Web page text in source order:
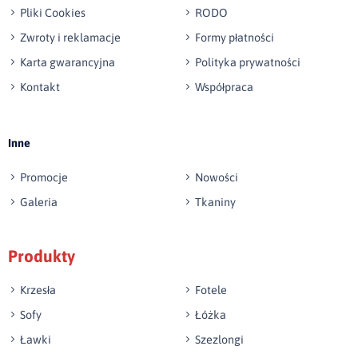
Wyślij opinię
Pliki Cookies
RODO
Zwroty i reklamacje
Formy płatności
Karta gwarancyjna
Polityka prywatności
Kontakt
Współpraca
Inne
Promocje
Nowości
Galeria
Tkaniny
Produkty
Krzesła
Fotele
Sofy
Łóżka
Ławki
Szezlongi